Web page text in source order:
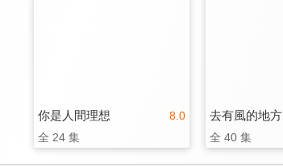
8.0
你是人間理想
全 24 集
去有風的地方
全 40 集